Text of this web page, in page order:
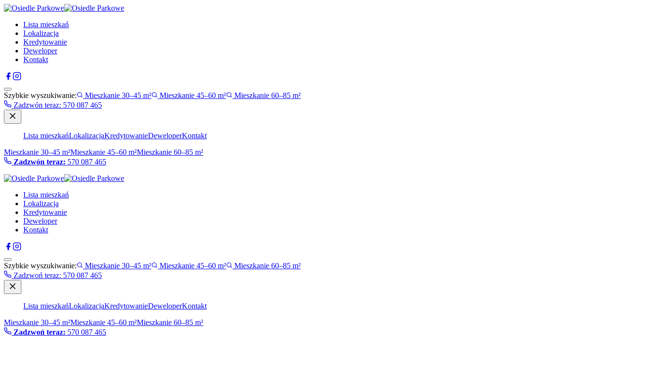
Lista mieszkań
Lokalizacja
Kredytowanie
Deweloper
Kontakt
Szybkie wyszukiwanie: Mieszkanie 30–45 m² Mieszkanie 45–60 m²
Mieszkanie 60–85 m²
Zadzwón teraz: 570 087 465
Lista mieszkańLokalizacjaKredytowanieDeweloperKontakt
Mieszkanie 30–45 m²Mieszkanie 45–60 m²Mieszkanie 60–85 m²
Zadzwón teraz: 570 087 465
Lista mieszkań
Lokalizacja
Kredytowanie
Deweloper
Kontakt
Szybkie wyszukiwanie: Mieszkanie 30–45 m² Mieszkanie 45–60 m²
Mieszkanie 60–85 m²
Zadzwoń teraz: 570 087 465
Lista mieszkańLokalizacjaKredytowanieDeweloperKontakt
Mieszkanie 30–45 m²Mieszkanie 45–60 m²Mieszkanie 60–85 m²
Zadzwoń teraz: 570 087 465